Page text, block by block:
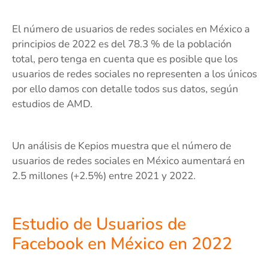
El número de usuarios de redes sociales en México a
principios de 2022 es del 78.3 % de la población
total, pero tenga en cuenta que es posible que los
usuarios de redes sociales no representen a los únicos
por ello damos con detalle todos sus datos, según
estudios de AMD.
Un análisis de Kepios muestra que el número de
usuarios de redes sociales en México aumentará en
2.5 millones (+2.5%) entre 2021 y 2022.
Estudio de Usuarios de
Facebook en México en 2022